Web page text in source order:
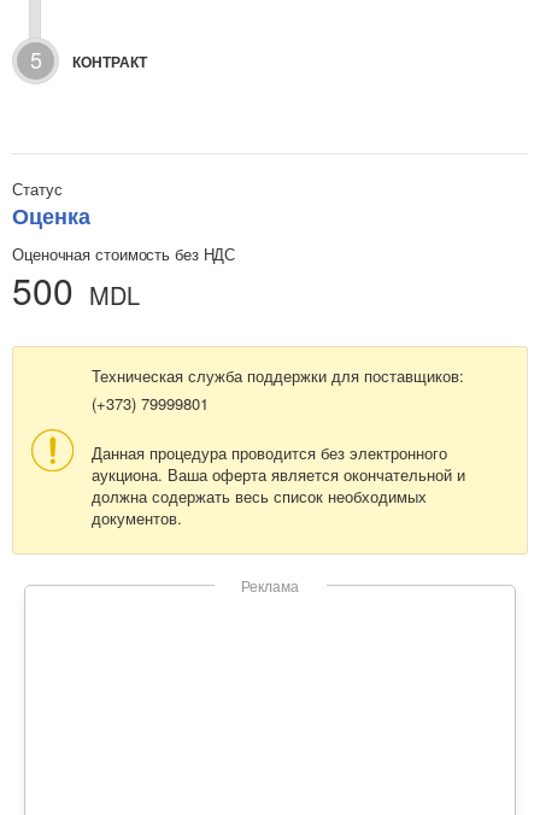
5 КОНТРАКТ
Статус
Оценка
Оценочная стоимость без НДС
500 MDL
Техническая служба поддержки для поставщиков:
(+373) 79999801
Данная процедура проводится без электронного
аукциона. Ваша оферта является окончательной и
должна содержать весь список необходимых
документов.
Реклама